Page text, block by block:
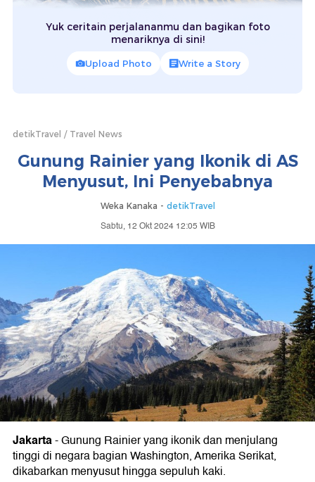
Yuk ceritain perjalananmu dan bagikan foto
menariknya di sini!
Upload Photo Write a Story
detikTravel Travel News
Gunung Rainier yang Ikonik di AS
Menyusut, Ini Penyebabnya
Weka Kanaka - detikTravel
Sabtu, 12 Okt 2024 12:05 WIB
Jakarta-Gunung Rainier yang ikonik dan menjulang
tinggi di negara bagian Washington, Amerika Serikat,
dikabarkan menyusut hingga sepuluh kaki.